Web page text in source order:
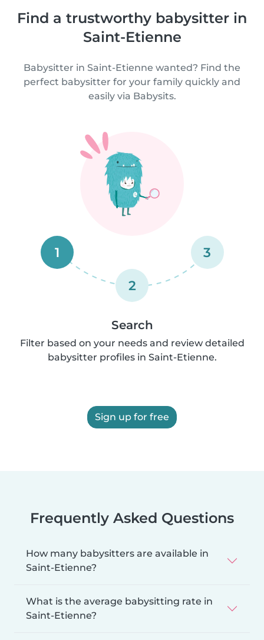
Find a trustworthy babysitter in
Saint-Etienne
Babysitter in Saint-Etienne wanted? Find the
perfect babysitter for your family quickly and
easily via Babysits.
1
2
3
Search
Filter based on your needs and review detailed
babysitter profiles in Saint-Etienne.
Sign up for free
Frequently Asked Questions
How many babysitters are available in
Saint-Etienne?
What is the average babysitting rate in
Saint-Etienne?